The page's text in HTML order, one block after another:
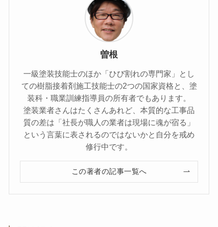
曽根
一級塗装技能士のほか「ひび割れの専門家」とし
ての樹脂接着剤施工技能士の2つの国家資格と、塗
装科・職業訓練指導員の所有者でもあります。
塗装業者さんはたくさんあれど、本質的な工事品
質の差は「社長が職人の業者は現場に魂が宿る」
という言葉に表されるのではないかと自分を戒め
修行中です。
この著者の記事一覧へ